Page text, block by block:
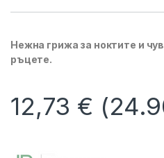
Нежна грижа за ноктите и
ръцете.
12,73 €